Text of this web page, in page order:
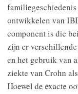
ontwikkelen van
component is die
zijn er
en het gebruik van
ziekte van Crohn
Hoewel de exacte